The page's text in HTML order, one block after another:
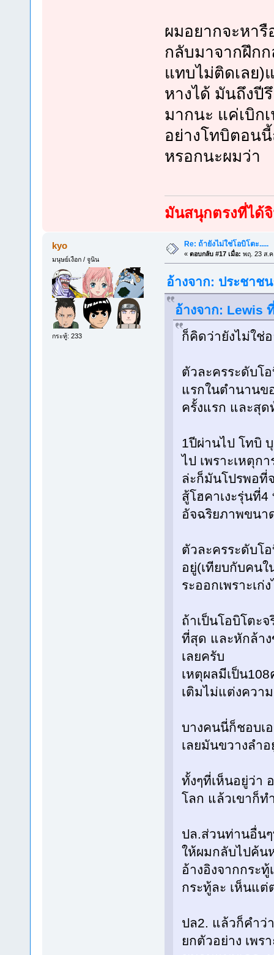
ผมอยากจะหา
กลับมาจากฝึก
แทบไม่ติดเลย)
หางได้ มันถึงปี
มากนะ แค่เบิก
อย่างโทบิตอน
หรอกนะผมว่า
มันสนุกตรงที่ได้
kyo
มนุษย์เงือก / จูนิน
กระทู้: 233
Re: ถ้ายังไม่ใช่โอบิโตะ.....
« ตอบกลับ #17 เมื่อ: พฤ. 23 ส.ค
อ้างจาก: ประชาช
อ้างจาก: Lewis
ก็คิดว่ายังไม่ใช่
ตัวละครระดับโ
แรกในตำนานข
ครั้งแรก และสุ
1ปีผ่านไป โทบิ
ไป เพราะเหตุก
ล่ะก็มันโปรพอที่
สู้โฮคาเงะรุ่นที่
อัจฉริยภาพขนา
ตัวละครระดับโ
อยู่(เทียบกับคนใ
ระออกเพราะเก่
ถ้าเป็นโอบิโตะ
ที่สุด และหักล้า
เลยครับ
เหตุผลมีเป็น
เติมไม่แต่งควา
บางคนนี่ก็ชอบเ
เลยมันขวางลำอ
ทั้งๆที่เห็นอยู่ว่า
โลก แล้วเขาก็ท
ปล.ส่วนท่านอื่น
ให้ผมกลับไปค้น
อ้างอิงจากกระ
กระทู้ละ เห็นแ
ปล2. แล้วก็คำว่
ยกตัวอย่าง เพร